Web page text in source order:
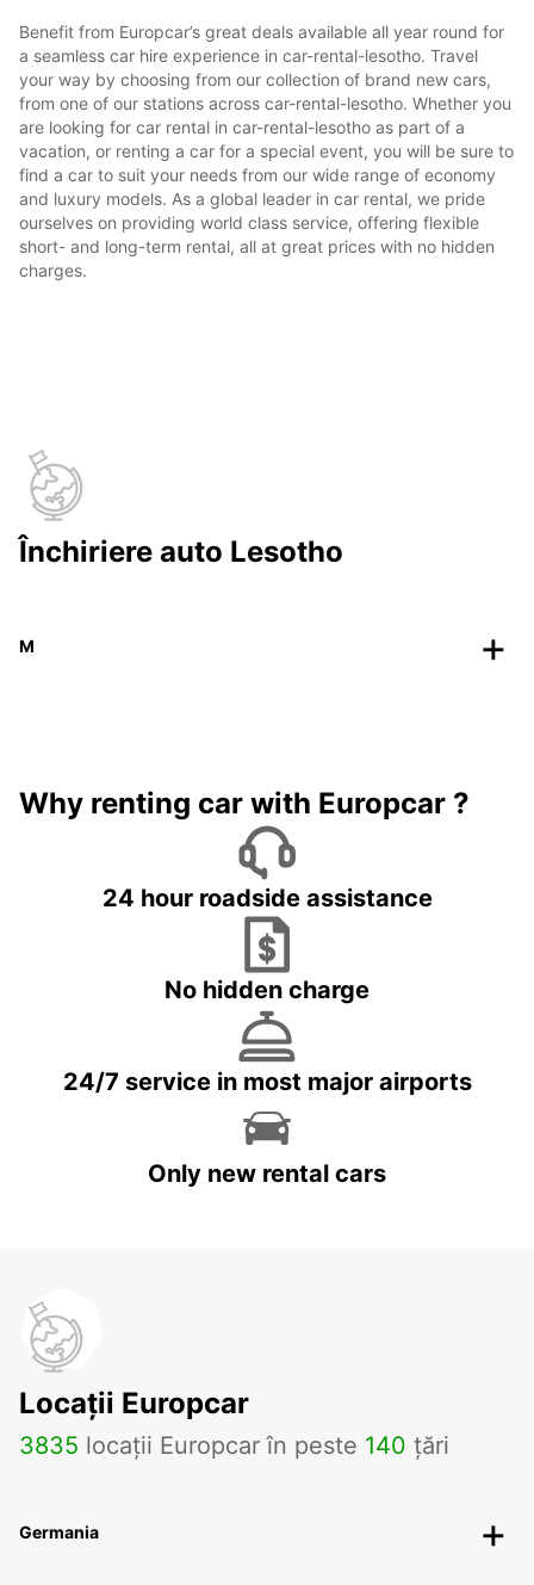
Benefit from Europcar’s great deals available all year round for
a seamless car hire experience in car-rental-lesotho. Travel
your way by choosing from our collection of brand new cars,
from one of our stations across car-rental-lesotho. Whether you
are looking for car rental in car-rental-lesotho as part of a
vacation, or renting a car for a special event, you will be sure to
find a car to suit your needs from our wide range of economy
and luxury models. As a global leader in car rental, we pride
ourselves on providing world class service, offering flexible
short- and long-term rental, all at great prices with no hidden
charges.
Închiriere auto Lesotho
M
Why renting car with Europcar ?
24 hour roadside assistance
No hidden charge
24/7 service in most major airports
Only new rental cars
Locații Europcar
3835 locații Europcar în peste 140 țări
Germania